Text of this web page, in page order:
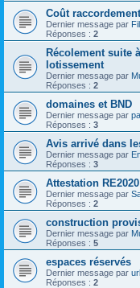
Coût
Dernier message par
Réponses : 2
Récolement suite
lotissement
Dernier message par
Réponses : 2
domaines et BND
Dernier message par
Réponses : 3
Avis arrivé dans
Dernier message par
Réponses : 3
Attestation
Dernier message par
Réponses : 2
construction
Dernier message par
Réponses : 5
espaces réservés
Dernier message par
Réponses : 2